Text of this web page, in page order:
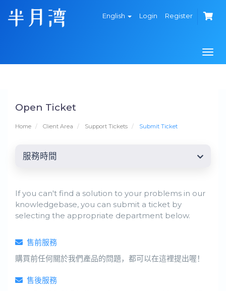
English Login Register
Open Ticket
Home Client Area Support Tickets Submit Ticket
服務時間
If you can't find a solution to your problems in our
knowledgebase, you can submit a ticket by
selecting the appropriate department below.
售前服務
購買前任何關於我們產品的問題，都可以在這裡提出喔！
售後服務